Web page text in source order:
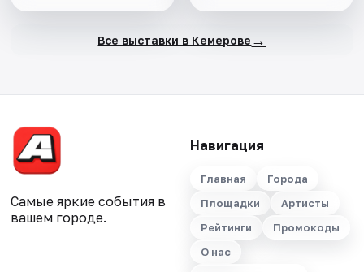
Все выставки в Кемерове →
Самые яркие события в
вашем городе.
Навигация
Главная
Города
Площадки
Артисты
Рейтинги
Промокоды
О нас